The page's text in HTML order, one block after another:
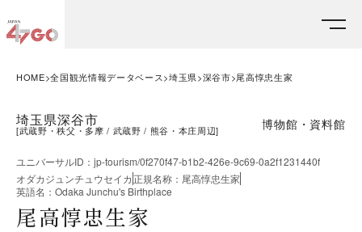
HOME 全国観光情報データベース 埼玉県 深谷市 尾高惇忠生家
埼玉県深谷市
[武蔵野・秩父・多摩 武蔵野 熊谷・本庄周辺] 博物館・資料館
ユニバーサルID ： jp-tourism/0f270f47-b1b2-426e-9c69-0a2f1231440f
オダカジュンチュウセイカ正規名称 ： 尾高惇忠生家
英語名 ： Odaka Junchu's Birthplace
尾高惇忠生家